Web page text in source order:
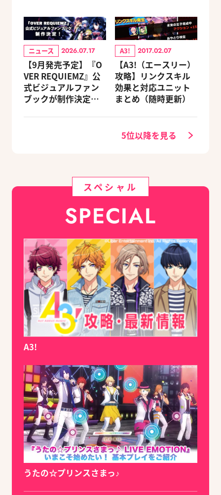
ニュース 2026.07.17
【9月発売予定】『O
VER REQUIEMZ』公
式ビジュアルファン
ブックが制作決定！
A3! 2017.02.07
【A3!（エースリー）
攻略】リンクスキル
効果と対応ユニット
まとめ（随時更新）
5位以降を見る
スペシャル
SPECIAL
A3!
うたの☆プリンスさまっ♪